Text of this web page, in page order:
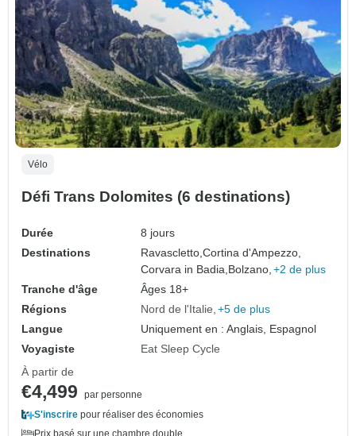
Vélo
Défi Trans Dolomites (6 destinations)
Durée
8 jours
Destinations
Ravascletto,Cortina d'Ampezzo,
Corvara in Badia,Bolzano, +2 de plus
Tranche d'âge
Âges 18+
Régions
Nord de l'Italie +5 de plus
Langue
Uniquement en : Anglais, Espagnol
Voyagiste
Eat Sleep Cycle
À partir de
€4,499
par personne
S'inscrire pour réaliser des économies